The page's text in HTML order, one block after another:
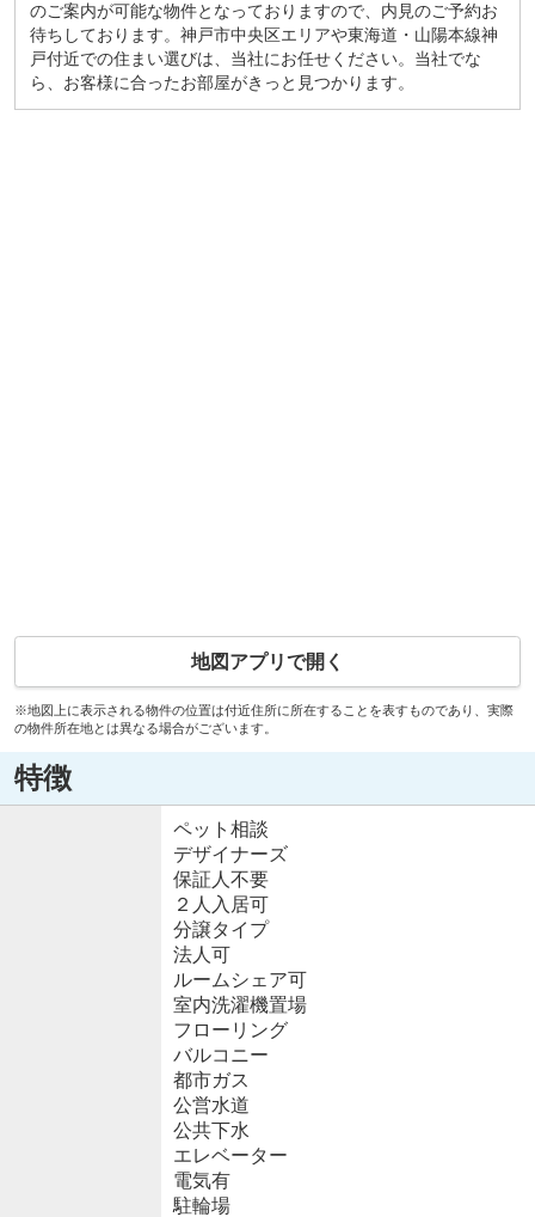
のご案内が可能な物件となっておりますので、内見のご予約お
待ちしております。神戸市中央区エリアや東海道・山陽本線神
戸付近での住まい選びは、当社にお任せください。当社でな
ら、お客様に合ったお部屋がきっと見つかります。
地図アプリで開く
※地図上に表示される物件の位置は付近住所に所在することを表すものであり、実際
の物件所在地とは異なる場合がございます。
特徴
ペット相談
デザイナーズ
保証人不要
２人入居可
分譲タイプ
法人可
ルームシェア可
室内洗濯機置場
フローリング
バルコニー
都市ガス
公営水道
公共下水
エレベーター
電気有
駐輪場